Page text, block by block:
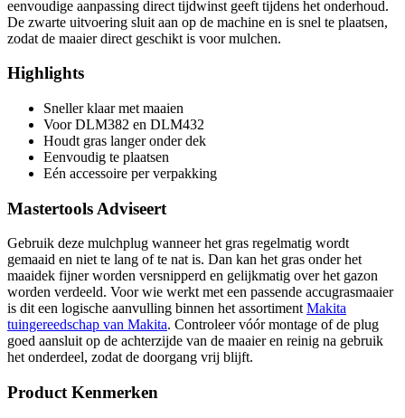
eenvoudige aanpassing direct tijdwinst geeft tijdens het onderhoud.
De zwarte uitvoering sluit aan op de machine en is snel te plaatsen,
zodat de maaier direct geschikt is voor mulchen.
Highlights
Sneller klaar met maaien
Voor DLM382 en DLM432
Houdt gras langer onder dek
Eenvoudig te plaatsen
Eén accessoire per verpakking
Mastertools Adviseert
Gebruik deze mulchplug wanneer het gras regelmatig wordt
gemaaid en niet te lang of te nat is. Dan kan het gras onder het
maaidek fijner worden versnipperd en gelijkmatig over het gazon
worden verdeeld. Voor wie werkt met een passende accugrasmaaier
is dit een logische aanvulling binnen het assortiment Makita
tuingereedschap van Makita. Controleer vóór montage of de plug
goed aansluit op de achterzijde van de maaier en reinig na gebruik
het onderdeel, zodat de doorgang vrij blijft.
Product Kenmerken